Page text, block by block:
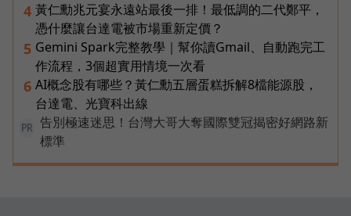
4 黃仁勳兆元宴永遠站最後一排！最低調的二代鄭平，
憑什麼讓台達電被市場重新定價？
5 Gemini Spark完整教學｜幫你讀Gmail、自動跑完工
作流程，3個超實用情境一次看
6 AI概念股有哪些？黃仁勳五層蛋糕拆解8檔能源股，
台達電、光寶科出線
PR
告別極速迷思！台灣大哥大奪國際雙冠揭密好網路新
標準